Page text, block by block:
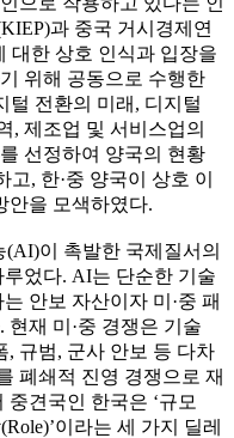
과 중국 거시경제연
대한 상호 인식과 입장을
위해 공동으로 수행한
털 전환의 미래, 디지털
, 제조업 및 서비스업의
선정하여 양국의 현황
, 한·중 양국이 상호 이
안을 모색하였다.
이 촉발한 국제질서의
었다. AI는 단순한 기술
안보 자산이자 미·중 패
재 미·중 경쟁은 기술
, 규범, 군사 안보 등 다차
폐쇄적 진영 경쟁으로 재
견국인 한국은 ‘규모
(Role)’이라는 세 가지 딜레